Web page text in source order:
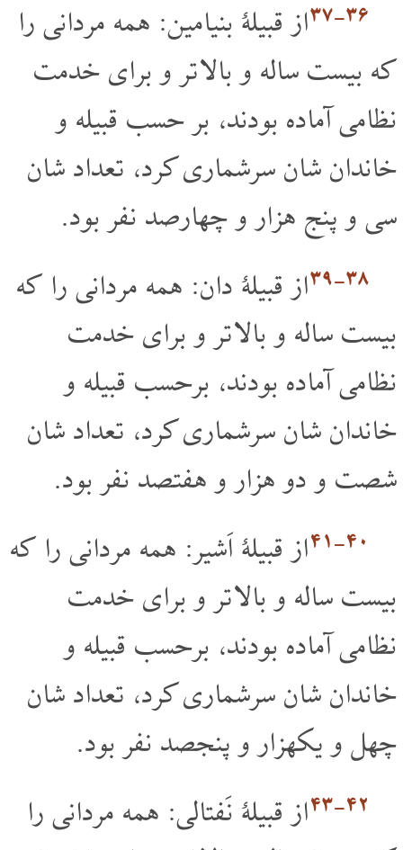
۳۶‏-۳۷
از قبیلۀ بنیامین: همه مردانی را
که بیست ساله و بالا تر و برای خدمت
نظامی آماده بودند، بر حسب قبیله و
خاندان شان سرشماری کرد، تعداد شان
سی و پنج هزار و چهارصد نفر بود.
۳۸‏-۳۹
از قبیلۀ دان: همه مردانی را که
بیست ساله و بالا تر و برای خدمت
نظامی آماده بودند، برحسب قبیله و
خاندان شان سرشماری کرد، تعداد شان
شصت و دو هزار و هفتصد نفر بود.
۴۰‏-۴۱
از قبیلۀ اَشیر: همه مردانی را که
بیست ساله و بالا تر و برای خدمت
نظامی آماده بودند، برحسب قبیله و
خاندان شان سرشماری کرد، تعداد شان
چهل و یکهزار و پنجصد نفر بود.
۴۲‏-۴۳
از قبیلۀ نَفتالی: همه مردانی را